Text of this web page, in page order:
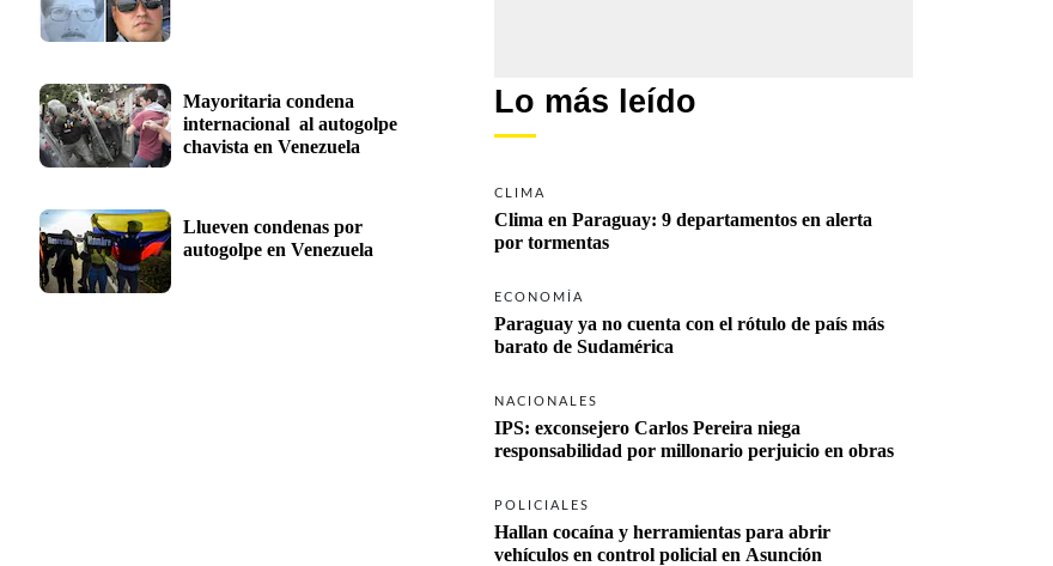
Mayoritaria condena
internacional  al autogolpe
chavista en Venezuela
Llueven condenas por
autogolpe en Venezuela
Lo más leído
CLIMA
Clima en Paraguay: 9 departamentos en alerta
por tormentas
ECONOMÍA
Paraguay ya no cuenta con el rótulo de país más
barato de Sudamérica
NACIONALES
IPS: exconsejero Carlos Pereira niega
responsabilidad por millonario perjuicio en obras
POLICIALES
Hallan cocaína y herramientas para abrir
vehículos en control policial en Asunción